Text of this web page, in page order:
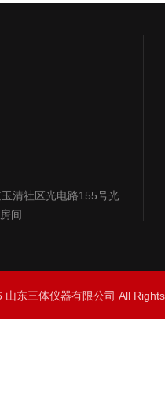
清社区光电路155号光
间
山东三体仪器有限公司 All